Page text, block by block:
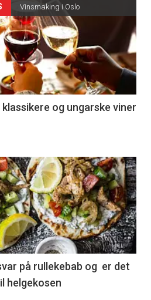
Vinsmaking i Oslo
og ungarske viner
på rullekebab og er det
helgekosen